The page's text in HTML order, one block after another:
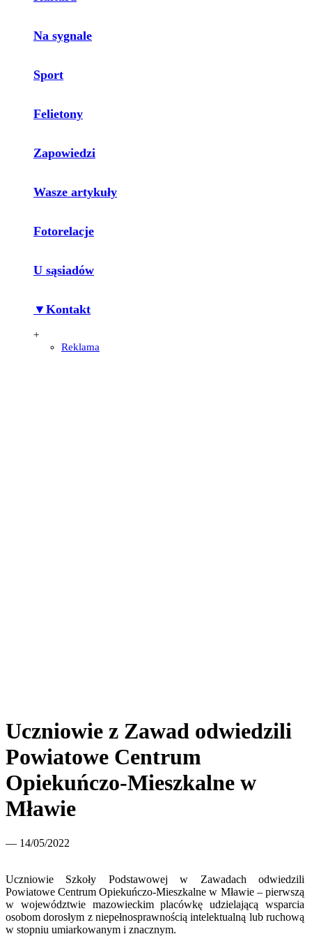
Na sygnale
Sport
Felietony
Zapowiedzi
Wasze artykuły
Fotorelacje
U sąsiadów
▼Kontakt
+
Reklama
Uczniowie z Zawad odwiedzili
Powiatowe Centrum
Opiekuńczo-Mieszkalne w
Mławie
— 14/05/2022
Uczniowie Szkoły Podstawowej w Zawadach odwiedzili
Powiatowe Centrum Opiekuńczo-Mieszkalne w Mławie – pierwszą
w województwie mazowieckim placówkę udzielającą wsparcia
osobom dorosłym z niepełnosprawnością intelektualną lub ruchową
w stopniu umiarkowanym i znacznym.